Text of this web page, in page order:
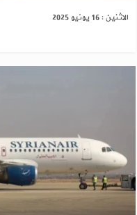
الاثنين : 16 يونيو 2025